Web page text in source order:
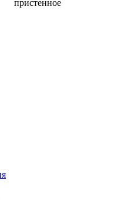
пристенное